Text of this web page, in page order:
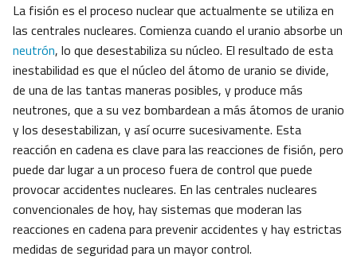
La fisión es el proceso nuclear que actualmente se utiliza en
las centrales nucleares. Comienza cuando el uranio absorbe un
neutrón, lo que desestabiliza su núcleo. El resultado de esta
inestabilidad es que el núcleo del átomo de uranio se divide,
de una de las tantas maneras posibles, y produce más
neutrones, que a su vez bombardean a más átomos de uranio
y los desestabilizan, y así ocurre sucesivamente. Esta
reacción en cadena es clave para las reacciones de fisión, pero
puede dar lugar a un proceso fuera de control que puede
provocar accidentes nucleares. En las centrales nucleares
convencionales de hoy, hay sistemas que moderan las
reacciones en cadena para prevenir accidentes y hay estrictas
medidas de seguridad para un mayor control.